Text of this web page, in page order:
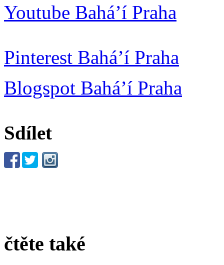
Youtube Bahá’í Praha
Pinterest Bahá’í Praha
Blogspot Bahá’í Praha
Sdílet
čtěte také